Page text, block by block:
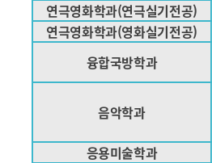
연극영화학과(연극실기전공)
연극영화학과(영화실기전공)
융합국방학과
음악학과
응용미술학과